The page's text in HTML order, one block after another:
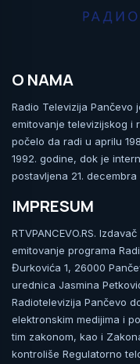
O NAMA
Radio Televizija
emitovanje televizijskog i
počelo da radi u aprilu
1992. godine, dok je
postavljena 21.
IMPRESUM
RTVPANCEVO.RS.
emitovanje programa
Đurkovića 1, 26000
urednica Jasmina
Radiotelevizija Pančevo
elektronskim medijima i
tim zakonom, kao i
kontroliše Regulatorno